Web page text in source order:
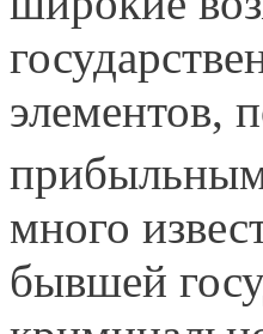
элементов,
много
бывшей